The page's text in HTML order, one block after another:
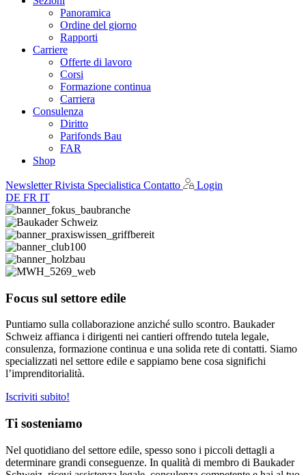
Panoramica
Ordine del giorno
Rapporti
Carriere
Offerte di lavoro
Corsi
Formazione continua
Carriera
Consulenza
Diritto
Parifonds Bau
FAR
Shop
NewsletterRivista Specialistica Contatto
Login
DE FR IT
Focus sul settore edile
Puntiamo sulla collaborazione anziché sullo scontro. Baukader
Schweiz affianca i dirigenti nei cantieri offrendo tutela legale,
consulenza, formazione continua e una solida rete di contatti. Siamo
specializzati nel settore edile e sappiamo bene cosa significhi
l’imprenditorialità.
Iscriviti subito!
Ti sosteniamo
Nel quotidiano del settore edile, spesso sono i piccoli dettagli a
determinare grandi conseguenze. In qualità di membro di Baukader